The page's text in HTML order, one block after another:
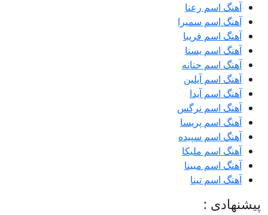
آهنگ اسم رعنا
آهنگ اسم سمیرا
آهنگ اسم فریبا
آهنگ اسم یسنا
آهنگ اسم حنانه
آهنگ اسم آیلین
آهنگ اسم آیدا
آهنگ اسم نرگس
آهنگ اسم پریسا
آهنگ اسم سپیده
آهنگ اسم ملیکا
آهنگ اسم مبینا
آهنگ اسم تینا
پیشنهادی :